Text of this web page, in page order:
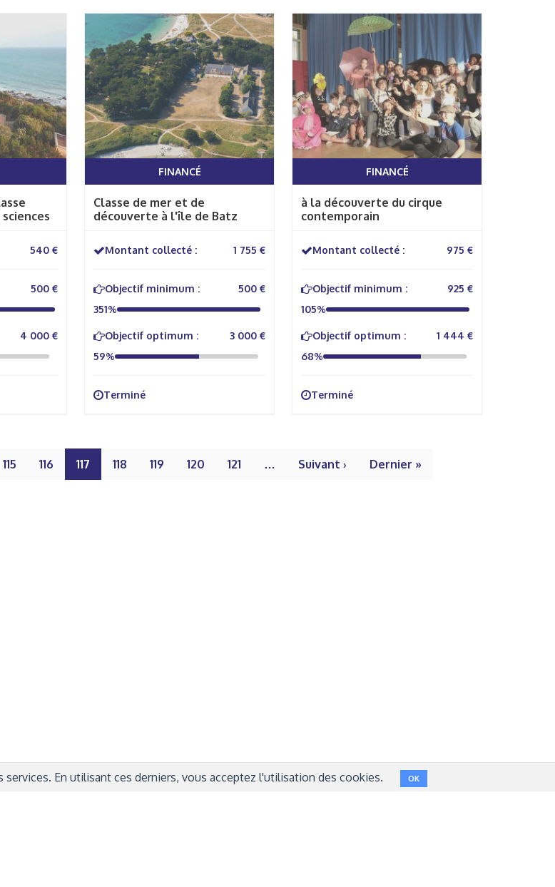
540 €
500 €
4 000 €
FINANCÉ
Classe de mer et de
découverte à l'île de Batz
Montant collecté : 1 755 €
Objectif minimum :
500 €
351%
Objectif optimum :
3 000 €
59%
Terminé
FINANCÉ
à la découverte du cirque
contemporain
Montant collecté : 975 €
Objectif minimum :
925 €
105%
Objectif optimum :
1 444 €
68%
Terminé
115 116 117 118 119 120 121 … Suivant › Dernier »
Trousse à Projets | Powered by Capsens |
En utilisant ces derniers, vous acceptez l'utilisation des cookies. OK